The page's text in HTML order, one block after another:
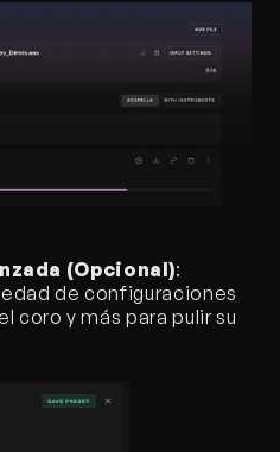
(Opcional):
de configuraciones
coro y más para pulir su